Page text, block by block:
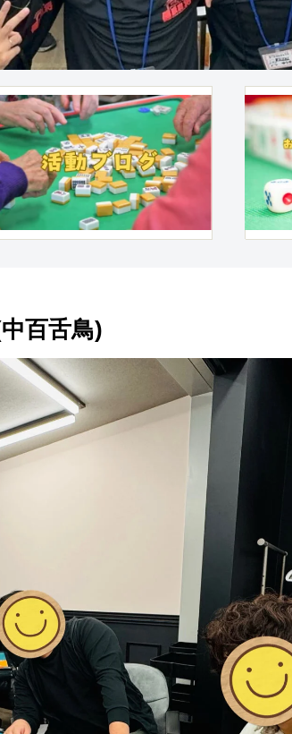
百舌鳥)